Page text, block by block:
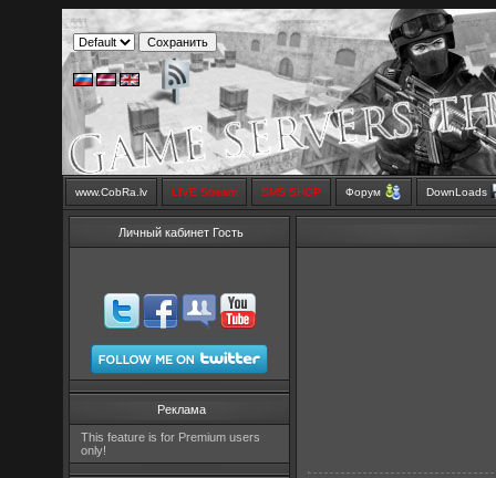
www.CobRa.lv LIVE Stream SMS SHOP Форум DownLoads
Личный кабинет Гость
Реклама
This feature is for Premium users
only!